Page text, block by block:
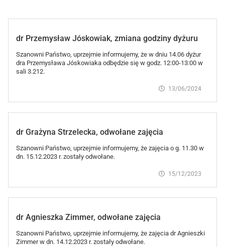
dr Przemysław Jóskowiak, zmiana godziny dyżuru
Szanowni Państwo, uprzejmie informujemy, że w dniu 14.06 dyżur
dra Przemysława Jóskowiaka odbędzie się w godz. 12:00-13:00 w
sali 3.212.
13/06/2024
dr Grażyna Strzelecka, odwołane zajęcia
Szanowni Państwo, uprzejmie informujemy, że zajęcia o g. 11.30 w
dn. 15.12.2023 r. zostały odwołane.
15/12/2023
dr Agnieszka Zimmer, odwołane zajęcia
Szanowni Państwo, uprzejmie informujemy, że zajęcia dr Agnieszki
Zimmer w dn. 14.12.2023 r. zostały odwołane.